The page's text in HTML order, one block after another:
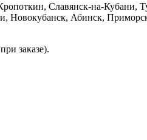
Славянск-на-Кубани,
Новокубанск, Абинск,
заказе).